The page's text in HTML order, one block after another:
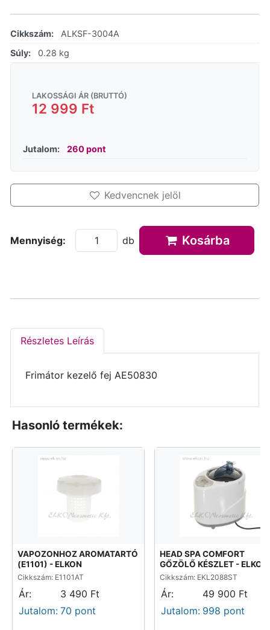
Cikkszám:
ALKSF-3004A
Súly:
0.28 kg
LAKOSSÁGI ÁR (BRUTTÓ)
12 999 Ft
Jutalom: 260 pont
Kedvencnek jelöl
Mennyiség: db Kosárba
Részletes Leírás
Frimátor kezelő fej AE50830
Hasonló termékek:
VAPOZONHOZ AROMATARTÓ
(E1101) - ELKON
Cikkszám: E1101AT
Ár:
3 490 Ft
Jutalom: 70 pont
HEAD SPA COMFORT
GŐZÖLŐ KÉSZLET - ELKON
Cikkszám: EKL2088ST
Ár:
49 900 Ft
Jutalom: 998 pont